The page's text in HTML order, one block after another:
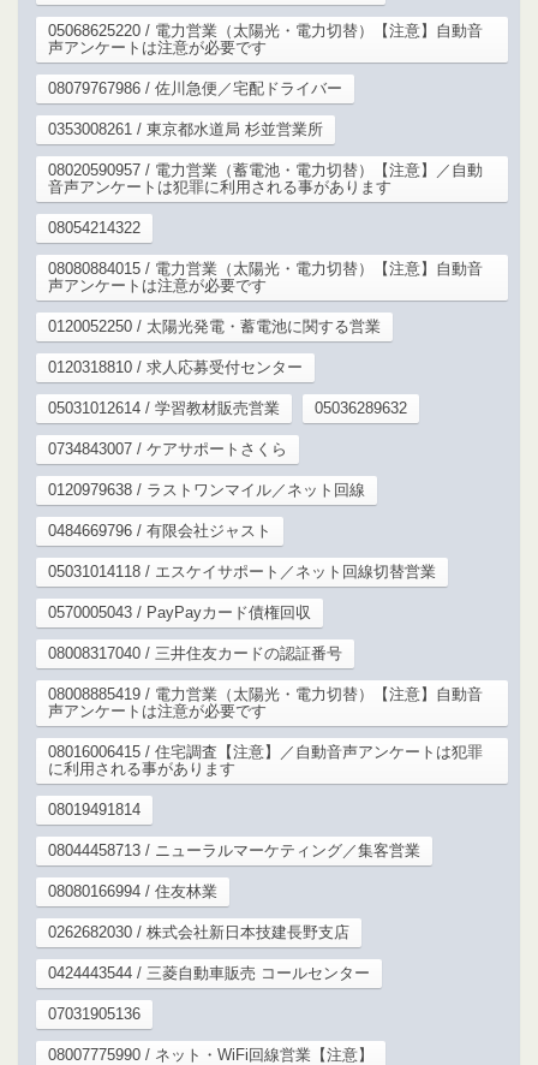
05068625220 / 電力営業（太陽光・電力切替）【注意】自動音
声アンケートは注意が必要です
08079767986 / 佐川急便／宅配ドライバー
0353008261 / 東京都水道局 杉並営業所
08020590957 / 電力営業（蓄電池・電力切替）【注意】／自動
音声アンケートは犯罪に利用される事があります
08054214322
08080884015 / 電力営業（太陽光・電力切替）【注意】自動音
声アンケートは注意が必要です
0120052250 / 太陽光発電・蓄電池に関する営業
0120318810 / 求人応募受付センター
05031012614 / 学習教材販売営業 05036289632
0734843007 / ケアサポートさくら
0120979638 / ラストワンマイル／ネット回線
0484669796 / 有限会社ジャスト
05031014118 / エスケイサポート／ネット回線切替営業
0570005043 / PayPayカード債権回収
08008317040 / 三井住友カードの認証番号
08008885419 / 電力営業（太陽光・電力切替）【注意】自動音
声アンケートは注意が必要です
08016006415 / 住宅調査【注意】／自動音声アンケートは犯罪
に利用される事があります
08019491814
08044458713 / ニューラルマーケティング／集客営業
08080166994 / 住友林業
0262682030 / 株式会社新日本技建長野支店
0424443544 / 三菱自動車販売 コールセンター
07031905136
08007775990 / ネット・WiFi回線営業【注意】